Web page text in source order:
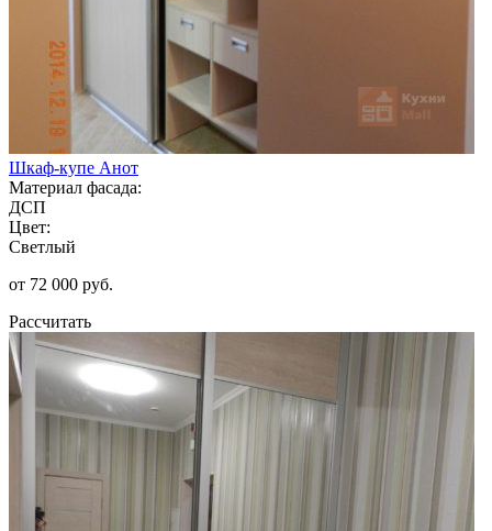
Шкаф-купе Анот
Материал фасада:
ДСП
Цвет:
Светлый
от 72 000 руб.
Рассчитать